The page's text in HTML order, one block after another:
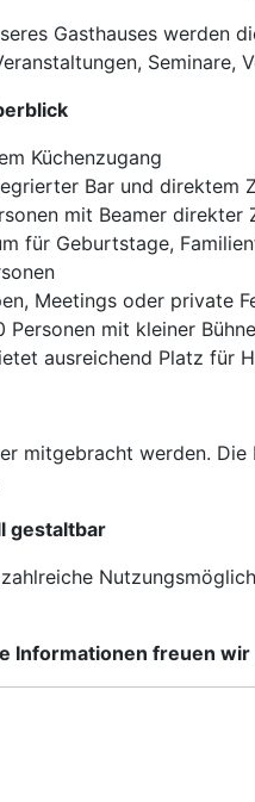
Gasthauses werden
Seminare,
Küchenzugang
Bar und direktem
mit Beamer direkter
für Geburtstage,
Meetings oder private
mit kleiner
ausreichend Platz für
mitgebracht werden.
gestaltbar
Informationen freuen